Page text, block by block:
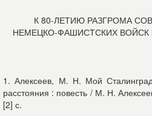
К 80-ЛЕТИЮ РАЗГРОМА
НЕМЕЦКО-ФАШИСТСКИХ ВОЙСК
1. Алексеев, М. Н. Мой
расстояния : повесть / М. Н.
[2] с.